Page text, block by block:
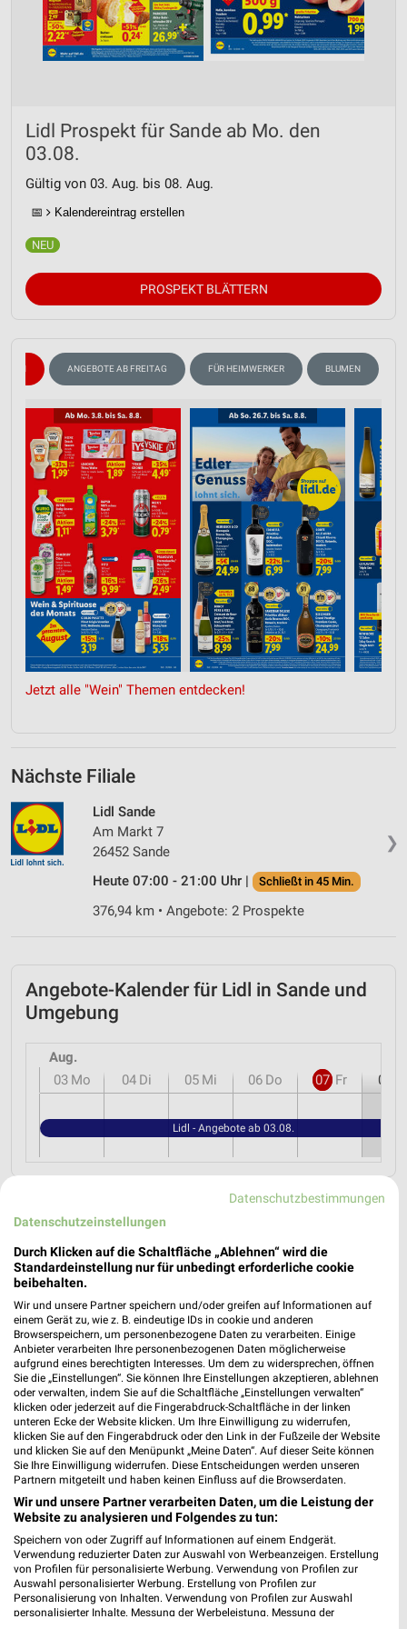
Lidl Prospekt für Sande ab Mo. den
03.08.
Gültig von 03. Aug. bis 08. Aug.
📅 Kalendereintrag erstellen
PROSPEKT BLÄTTERN
WEIN ANGEBOTE AB FREITAG FÜR HEIMWERKER BLUMEN
Jetzt alle "Wein" Themen entdecken!
Nächste Filiale
❯
Lidl Sande
Am Markt 7
26452 Sande
Heute 07:00 - 21:00 Uhr |
Schließt in 45 Min.
376,94 km • Angebote: 2 Prospekte
Angebote-Kalender für Lidl in Sande und
Umgebung
Aug.
03 Mo 04 Di 05 Mi 06 Do 07 Fr 08
Lidl - Angebote ab 03.08.
MEHR PROSPEKTE
weekli Magazin
Erlebe mit Lidl und Andre Agassi die neuesten Silvercrest Küchengeräte
17.04.2026
Mit Lidl Plus 3 für 2 - im laut DtGv besten Backshop
Datenschutzbestimmungen
Datenschutzeinstellungen
Durch Klicken auf die Schaltfläche „Ablehnen“ wird die
Standardeinstellung nur für unbedingt erforderliche cookie
beibehalten.
Wir und unsere Partner speichern und/oder greifen auf Informationen auf
einem Gerät zu, wie z. B. eindeutige IDs in cookie und anderen
Browserspeichern, um personenbezogene Daten zu verarbeiten. Einige
Anbieter verarbeiten Ihre personenbezogenen Daten möglicherweise
aufgrund eines berechtigten Interesses. Um dem zu widersprechen, öffnen
Sie die „Einstellungen“. Sie können Ihre Einstellungen akzeptieren, ablehnen
oder verwalten, indem Sie auf die Schaltfläche „Einstellungen verwalten“
klicken oder jederzeit auf die Fingerabdruck-Schaltfläche in der linken
unteren Ecke der Website klicken. Um Ihre Einwilligung zu widerrufen,
klicken Sie auf den Fingerabdruck oder den Link in der Fußzeile der Website
und klicken Sie auf den Menüpunkt „Meine Daten“. Auf dieser Seite können
Sie Ihre Einwilligung widerrufen. Diese Entscheidungen werden unseren
Partnern mitgeteilt und haben keinen Einfluss auf die Browserdaten.
Wir und unsere Partner verarbeiten Daten, um die Leistung der
Website zu analysieren und Folgendes zu tun:
Speichern von oder Zugriff auf Informationen auf einem Endgerät.
Verwendung reduzierter Daten zur Auswahl von Werbeanzeigen. Erstellung
von Profilen für personalisierte Werbung. Verwendung von Profilen zur
Auswahl personalisierter Werbung. Erstellung von Profilen zur
Personalisierung von Inhalten. Verwendung von Profilen zur Auswahl
personalisierter Inhalte. Messung der Werbeleistung. Messung der